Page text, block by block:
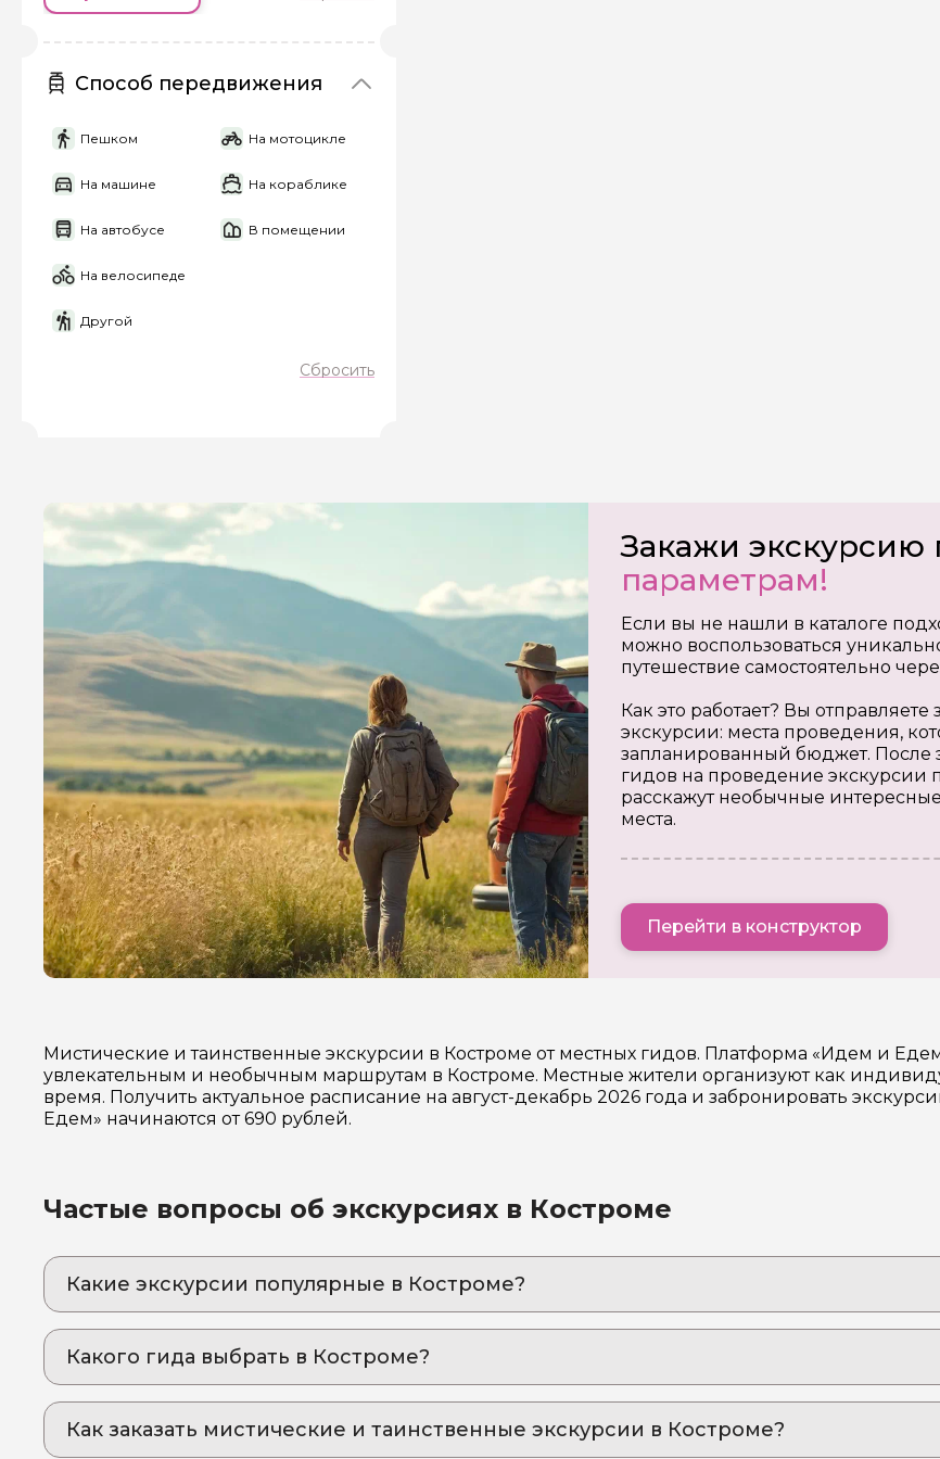
Способ передвижения
Пешком На мотоцикле
На машине На кораблике
На автобусе В помещении
На велосипеде
Другой
Сбросить
Закажи экскурсию
параметрам!
Если вы не нашли в каталоге
можно воспользоваться
путешествие самостоятельно
Как это работает? Вы
экскурсии: места проведения,
запланированный бюджет. После
гидов на проведение экскурсии
расскажут необычные
места.
Перейти в конструктор
Мистические и таинственные экскурсии в Костроме от местных гидов. Платформа «Идем и
увлекательным и необычным маршрутам в Костроме. Местные жители организуют как
время. Получить актуальное расписание на август-декабрь 2026 года и забронировать
Едем» начинаются от 690 рублей.
Частые вопросы об экскурсиях в Костроме
Какие экскурсии популярные в Костроме?
сюрпризы
2. Ярмарка невест, костромские миллионеры и король Волги: истории старой Костромы
Глубокое погружение в атмосферу старинного купеческого города, сохранившего свою душу
Какого гида выбрать в Костроме?
2. Александр.З 702
Как заказать мистические и таинственные экскурсии в Костроме?
Если у вас есть интересующие вопросы, можете их задать
Я даю своё согласие на обработку